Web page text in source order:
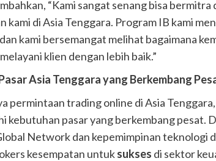
“Kami sangat senang bisa
kami di Asia Tenggara. Program IB kami
kami bersemangat melihat bagaimana
klien dengan lebih baik.”
Asia Tenggara yang Berkembang
permintaan trading online di Asia
kebutuhan pasar yang berkembang pesat.
Network dan kepemimpinan teknologi
kesempatan untuksukses di sektor